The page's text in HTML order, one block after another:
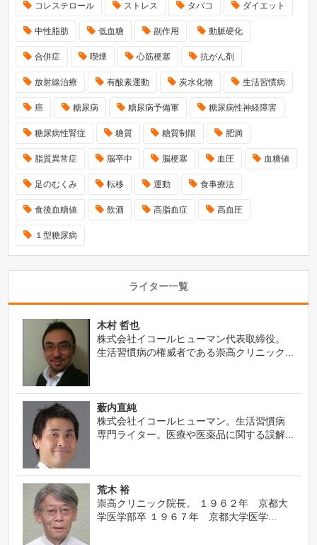
コレステロール ストレス タバコ ダイエット
中性脂肪 低血糖 副作用 動脈硬化
合併症 喫煙 心筋梗塞 抗がん剤
放射線治療 有酸素運動 炭水化物 生活習慣病
癌 糖尿病 糖尿病予備軍 糖尿病性神経障害
糖尿病性腎症 糖質 糖質制限 肥満
脂質異常症 脳卒中 脳梗塞 血圧 血糖値
足のむくみ 転移 運動 食事療法
食後血糖値 飲酒 高脂血症 高血圧
１型糖尿病
ライター一覧
木村 哲也
株式会社イコールヒューマン代表取締役。
生活習慣病の権威者である崇高クリニック...
薮内直純
株式会社イコールヒューマン。生活習慣病
専門ライター。医療や医薬品に関する誤解...
荒木 裕
崇高クリニック院長。 １９６２年 京都大
学医学部卒 １９６７年 京都大学医学...